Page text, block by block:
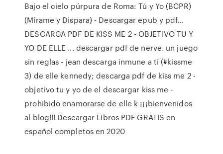
Bajo el cielo púrpura de Roma: Tú y Yo (BCPR)
(Mírame y Dispara) - Descargar epub y pdf…
DESCARGA PDF DE KISS ME 2 - OBJETIVO TU Y
YO DE ELLE ... descargar pdf de nerve. un juego
sin reglas - jean descarga inmune a ti (#kissme
3) de elle kennedy; descarga pdf de kiss me 2 -
objetivo tu y yo de el descargar kiss me -
prohibido enamorarse de elle k ¡¡¡bienvenidos
al blog!!! Descargar Libros PDF GRATIS en
español completos en 2020